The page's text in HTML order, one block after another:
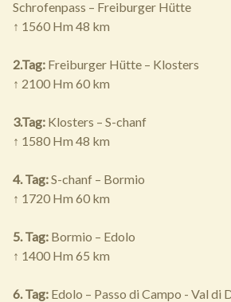
Schrofenpass – Freiburger Hütte
↑ 1560 Hm 48 km
2.Tag: Freiburger Hütte – Klosters
↑ 2100 Hm 60 km
3.Tag: Klosters – S-chanf
↑ 1580 Hm 48 km
4. Tag:S-chanf – Bormio
↑ 1720 Hm 60 km
5. Tag: Bormio – Edolo
↑ 1400 Hm 65 km
6. Tag: Edolo – Passo di Campo - Val di